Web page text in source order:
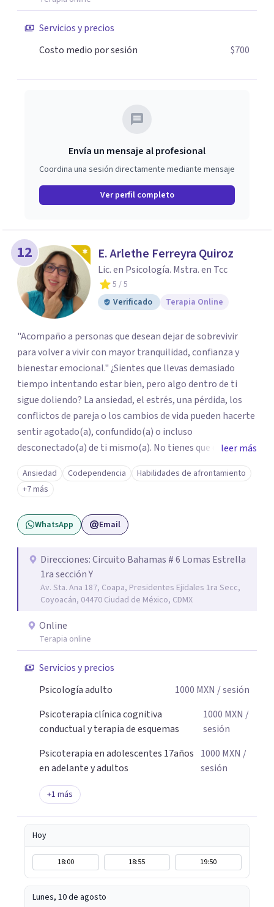
Servicios y precios
Costo medio por sesión
$700
Envía un mensaje al profesional
Coordina una sesión directamente mediante mensaje
Ver perfil completo
12 E. Arlethe Ferreyra Quiroz
Lic. en Psicología. Mstra. en Tcc
5 / 5
Verificado
Terapia Online
"Acompaño a personas que desean dejar de sobrevivir
para volver a vivir con mayor tranquilidad, confianza y
bienestar emocional." ¿Sientes que llevas demasiado
tiempo intentando estar bien, pero algo dentro de ti
sigue doliendo? La ansiedad, el estrés, una pérdida, los
conflictos de pareja o los cambios de vida pueden hacerte
sentir agotado(a), confundido(a) o incluso
desconectado(a) de ti mismo(a). No tienes que enfrentar
este proceso en soledad. Te ofrezco un espacio seguro,
libre de juicios y basado en la empatía, el respeto y la
confidencialidad, donde juntos comprenderemos qué está
ocurriendo y trabajaremos con herramientas respaldadas
por la evidencia para ayudarte a recuperar tu bienestar.
parejas que desean superar la ansiedad, la depresión, el
estrés, los duelos, fortalecer su autoestima, establecer
límites saludables, mejorar sus relaciones y afrontar los
desafíos de la vida con mayor seguridad y equilibrio. Será
un privilegio acompañarte en este camino hacia una vida
con mayor bienestar y tranquilidad.
leer más
Ansiedad Codependencia
Habilidades de afrontamiento
+7 más
WhatsApp Email
Direcciones: Circuito Bahamas # 6 Lomas Estrella
1ra sección Y
Av. Sta. Ana 187, Coapa, Presidentes Ejidales 1ra Secc,
Coyoacán, 04470 Ciudad de México, CDMX
Online
Terapia online
Servicios y precios
Psicología adulto
1000 MXN / sesión
Psicoterapia clínica cognitiva
conductual y terapia de esquemas
1000 MXN /
sesión
Psicoterapia en adolescentes 17años
en adelante y adultos
1000 MXN /
sesión
+1 más
Hoy
18:00 18:55 19:50
Lunes, 10 de agosto